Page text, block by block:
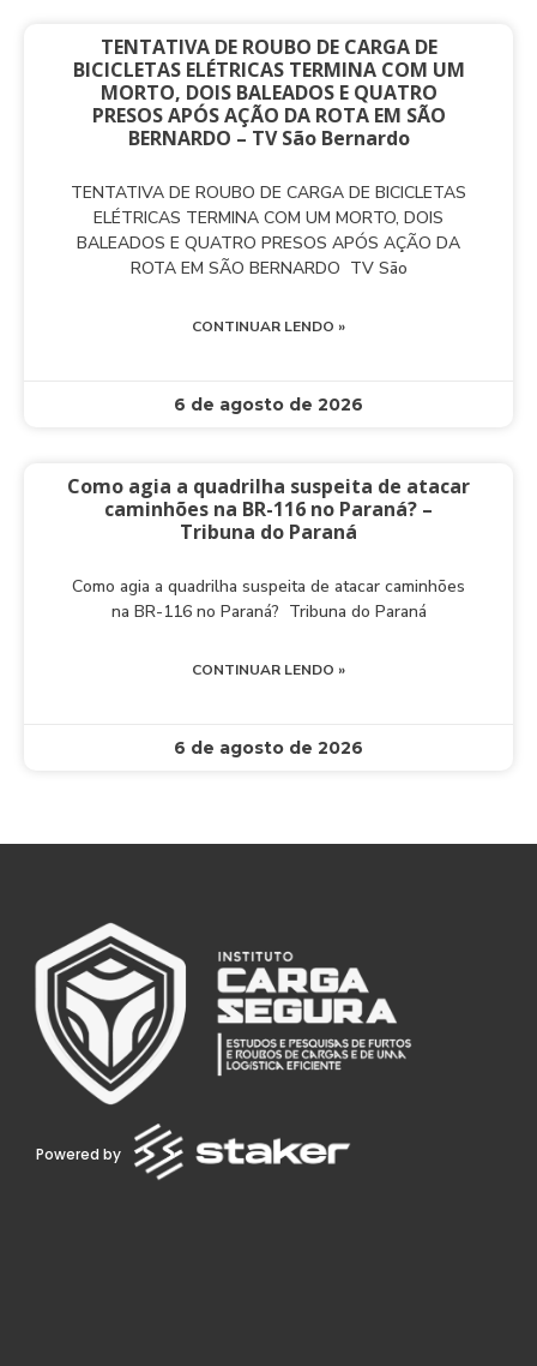
TENTATIVA DE ROUBO DE CARGA DE
BICICLETAS ELÉTRICAS TERMINA COM UM
MORTO, DOIS BALEADOS E QUATRO
PRESOS APÓS AÇÃO DA ROTA EM SÃO
BERNARDO – TV São Bernardo
TENTATIVA DE ROUBO DE CARGA DE BICICLETAS
ELÉTRICAS TERMINA COM UM MORTO, DOIS
BALEADOS E QUATRO PRESOS APÓS AÇÃO DA
ROTA EM SÃO BERNARDO TV São
CONTINUAR LENDO »
6 de agosto de 2026
Como agia a quadrilha suspeita de atacar
caminhões na BR-116 no Paraná? –
Tribuna do Paraná
Como agia a quadrilha suspeita de atacar caminhões
na BR-116 no Paraná? Tribuna do Paraná
CONTINUAR LENDO »
6 de agosto de 2026
Powered by